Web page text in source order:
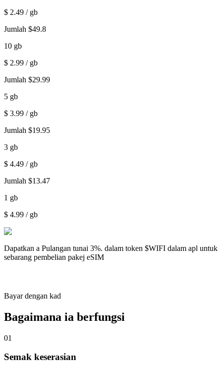
$ 2.49 / gb
Jumlah $49.8
10 gb
$ 2.99 / gb
Jumlah $29.99
5 gb
$ 3.99 / gb
Jumlah $19.95
3 gb
$ 4.49 / gb
Jumlah $13.47
1 gb
$ 4.99 / gb
Dapatkan a Pulangan tunai 3%. dalam token $WIFI dalam apl untuk
sebarang pembelian pakej eSIM
Bayar dengan kad
Bagaimana ia berfungsi
01
Semak keserasian